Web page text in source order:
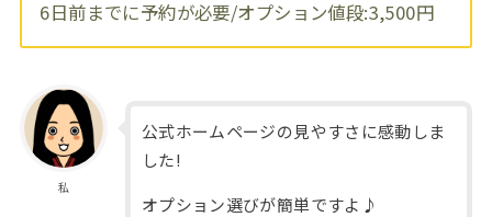
6日前までに予約が必要/オプション値段:3,500円
私
公式ホームページの見やすさに感動しま
した!
オプション選びが簡単ですよ♪